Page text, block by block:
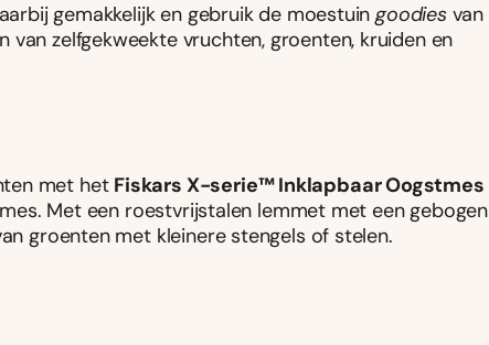
gemakkelijk en gebruik de moestuingoodies van
zelfgekweekte vruchten, groenten, kruiden en
met het Fiskars X-serie™ Inklapbaar Oogstmes
Met een roestvrijstalen lemmet met een gebogen
groenten met kleinere stengels of stelen.